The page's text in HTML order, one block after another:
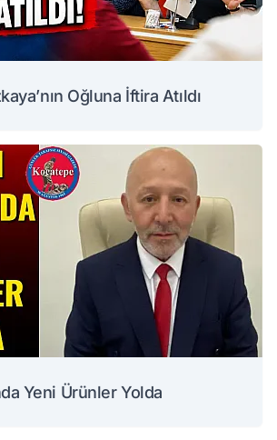
Oğluna İftira Atıldı
Yeni Ürünler Yolda